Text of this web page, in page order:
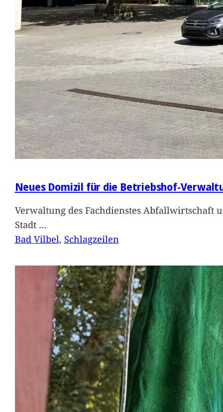
Neues Domizil für die Betriebshof-
Verwaltung des Fachdienstes Abfallwirtschaft
Stadt …
Bad Vilbel, Schlagzeilen